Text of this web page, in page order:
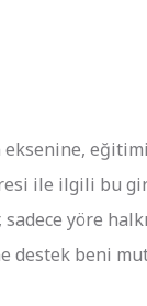
eksenine,
ile ilgili bu
yöre
destek beni